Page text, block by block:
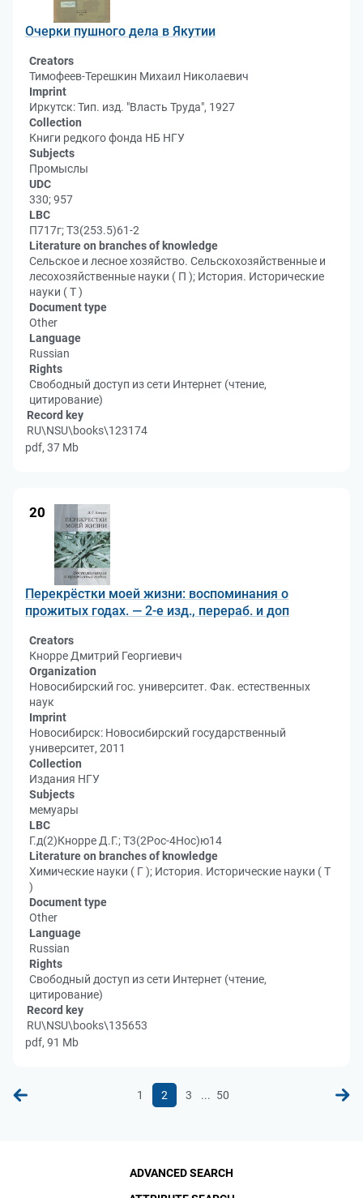
Очерки пушного дела в Якутии
Creators
Тимофеев-Терешкин Михаил Николаевич
Imprint
Иркутск: Тип. изд. "Власть Труда", 1927
Collection
Книги редкого фонда НБ НГУ
Subjects
Промыслы
UDC
330; 957
LBC
П717г; Т3(253.5)61-2
Literature on branches of knowledge
Сельское и лесное хозяйство. Сельскохозяйственные и
лесохозяйственные науки ( П ); История. Исторические
науки ( Т )
Document type
Other
Language
Russian
Rights
Свободный доступ из сети Интернет (чтение,
цитирование)
Record key
RU\NSU\books\123174
pdf, 37 Mb
20
Перекрёстки моей жизни: воспоминания о
прожитых годах. — 2-е изд., перераб. и доп
Creators
Кнорре Дмитрий Георгиевич
Organization
Новосибирский гос. университет. Фак. естественных
наук
Imprint
Новосибирск: Новосибирский государственный
университет, 2011
Collection
Издания НГУ
Subjects
мемуары
LBC
Г.д(2)Кнорре Д.Г.; Т3(2Рос-4Нос)ю14
Literature on branches of knowledge
Химические науки ( Г ); История. Исторические науки ( Т
)
Document type
Other
Language
Russian
Rights
Свободный доступ из сети Интернет (чтение,
цитирование)
Record key
RU\NSU\books\135653
pdf, 91 Mb
1 2 3 ... 50
ADVANCED SEARCH